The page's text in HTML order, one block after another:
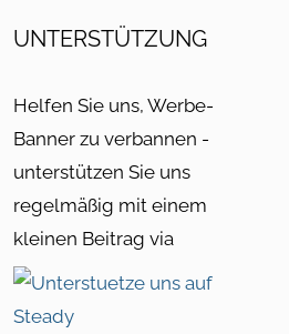
UNTERSTÜTZUNG
Helfen Sie uns, Werbe-
Banner zu verbannen -
unterstützen Sie uns
regelmäßig mit einem
kleinen Beitrag via